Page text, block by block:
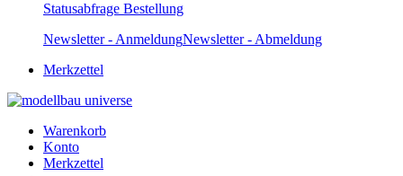
Statusabfrage Bestellung
Newsletter - AnmeldungNewsletter - Abmeldung
Merkzettel
Warenkorb
Konto
Merkzettel